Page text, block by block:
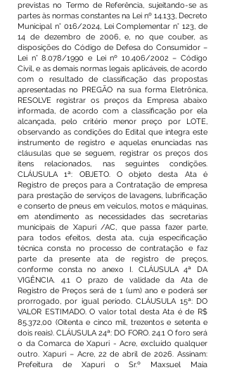
previstas no Termo de Referência, sujeitando-se as
partes às normas constantes na Lei nº 14.133, Decreto
Municipal n° 016/2024, Lei Complementar n° 123, de
14 de dezembro de 2006, e, no que couber, as
disposições do Código de Defesa do Consumidor –
Lei n° 8.078/1990 e Lei nº 10.406/2002 – Código
Civil, e as demais normas legais aplicáveis, de acordo
com o resultado de classificação das propostas
apresentadas no PREGÃO na sua forma Eletrônica,
RESOLVE registrar os preços da Empresa abaixo
informada, de acordo com a classificação por ela
alcançada, pelo critério menor preço por LOTE,
observando as condições do Edital que integra este
instrumento de registro e aquelas enunciadas nas
cláusulas que se seguem, registrar os preços dos
itens relacionados, nas seguintes condições.
CLÁUSULA 1ª: OBJETO. O objeto desta Ata é
Registro de preços para a Contratação de empresa
para prestação de serviços de lavagens, lubrificação
e conserto de pneus em veículos, motos e máquinas,
em atendimento as necessidades das secretarias
municipais de Xapuri /AC, que passa fazer parte,
para todos efeitos, desta ata, cuja especificação
técnica consta no processo de contratação e faz
parte da presente ata de registro de preços,
conforme consta no anexo I. CLÁUSULA 4ª DA
VIGÊNCIA. 4.1 O prazo de validade da Ata de
Registro de Preços será de 1 (um) ano e poderá ser
prorrogado, por igual período. CLÁUSULA 15ª: DO
VALOR ESTIMADO. O valor total desta Ata é de R$
85.372,00 (Oitenta e cinco mil, trezentos e setenta e
dois reais). CLÁUSULA 24ª: DO FORO. 24.1 O foro será
o da Comarca de Xapuri - Acre, excluído qualquer
outro. Xapuri – Acre, 22 de abril de 2026. Assinam:
Prefeitura de Xapuri o Sr.º Maxsuel Maia